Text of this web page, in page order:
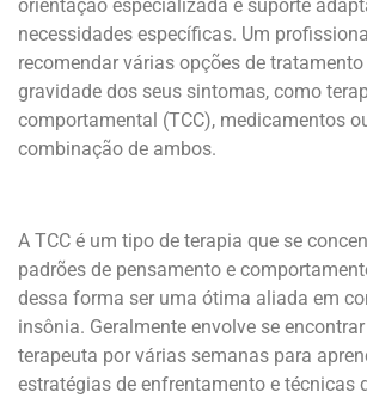
orientação especializada e suporte
necessidades específicas. Um
recomendar várias opções de
gravidade dos seus sintomas, como
comportamental (TCC), medicamentos
combinação de ambos.
A TCC é um tipo de terapia que se
padrões de pensamento e
dessa forma ser uma ótima aliada em
insônia. Geralmente envolve se
terapeuta por várias semanas para
estratégias de enfrentamento e técnicas